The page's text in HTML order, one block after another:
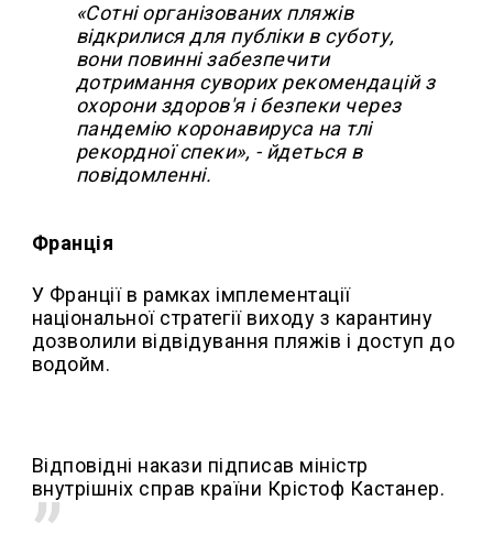
«Сотні організованих пляжів
відкрилися для публіки в суботу,
вони повинні забезпечити
дотримання суворих рекомендацій з
охорони здоров'я і безпеки через
пандемію коронавируса на тлі
рекордної спеки», - йдеться в
повідомленні.
Франція
У Франції в рамках імплементації
національної стратегії виходу з карантину
дозволили відвідування пляжів і доступ до
водойм.
Відповідні накази підписав міністр
внутрішніх справ країни Крістоф Кастанер.